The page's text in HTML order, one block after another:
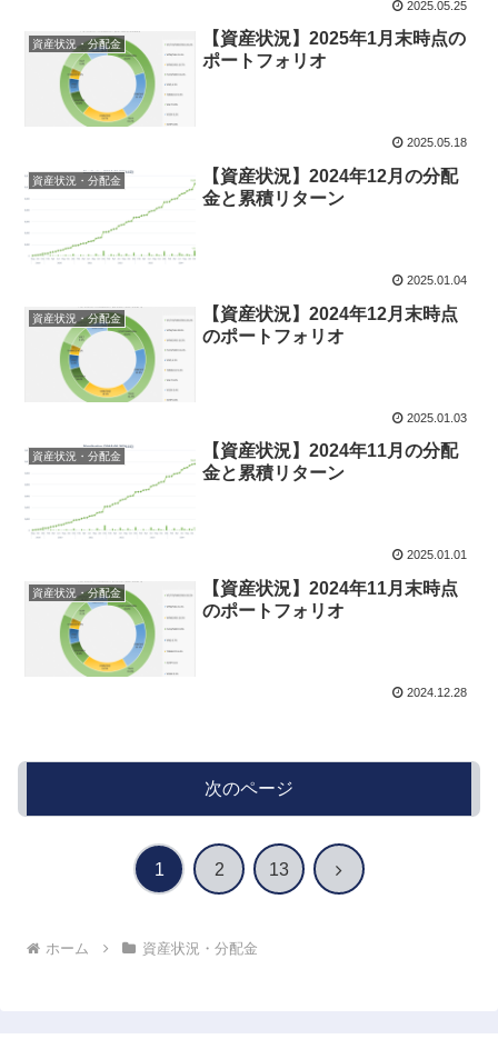
2025.05.25
資産状況・分配金
【資産状況】2025年1月末時点の
ポートフォリオ
2025.05.18
資産状況・分配金
【資産状況】2024年12月の分配
金と累積リターン
2025.01.04
資産状況・分配金
【資産状況】2024年12月末時点
のポートフォリオ
2025.01.03
資産状況・分配金
【資産状況】2024年11月の分配
金と累積リターン
2025.01.01
資産状況・分配金
【資産状況】2024年11月末時点
のポートフォリオ
2024.12.28
次のページ
1 2 13 次
ホーム 資産状況・分配金